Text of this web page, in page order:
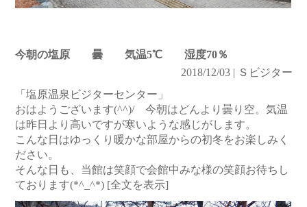
今朝の塩原 曇 気温5℃ 湿度70％
2018/12/03 | Ｓビジター
「塩原温泉ビジターセンター」
おはようございます(^^)/ 今朝はどんより曇り空。気温
は昨日より高いですが寒いような感じがします。
こんな日はゆっくり暖かな部屋からの初冬をお楽しみく
ださい。
そんな日も、当館は笑顔で会館中みな様の笑顔お待ちし
ております(*^_^*) [全文を表示]